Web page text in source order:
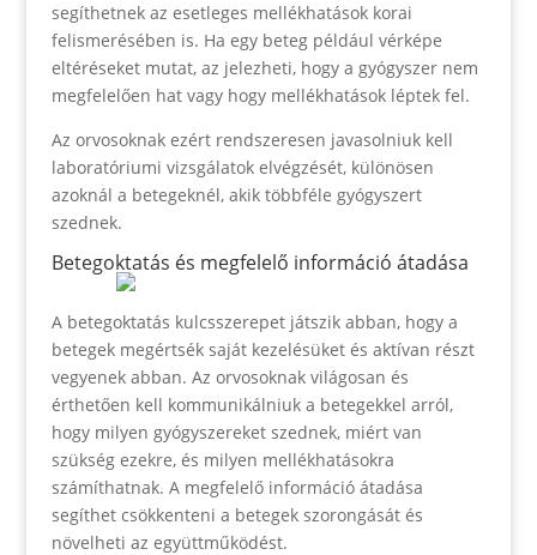
segíthetnek az esetleges mellékhatások korai
felismerésében is. Ha egy beteg például vérképe
eltéréseket mutat, az jelezheti, hogy a gyógyszer nem
megfelelően hat vagy hogy mellékhatások léptek fel.
Az orvosoknak ezért rendszeresen javasolniuk kell
laboratóriumi vizsgálatok elvégzését, különösen
azoknál a betegeknél, akik többféle gyógyszert
szednek.
Betegoktatás és megfelelő információ átadása
A betegoktatás kulcsszerepet játszik abban, hogy a
betegek megértsék saját kezelésüket és aktívan részt
vegyenek abban. Az orvosoknak világosan és
érthetően kell kommunikálniuk a betegekkel arról,
hogy milyen gyógyszereket szednek, miért van
szükség ezekre, és milyen mellékhatásokra
számíthatnak. A megfelelő információ átadása
segíthet csökkenteni a betegek szorongását és
növelheti az együttműködést.